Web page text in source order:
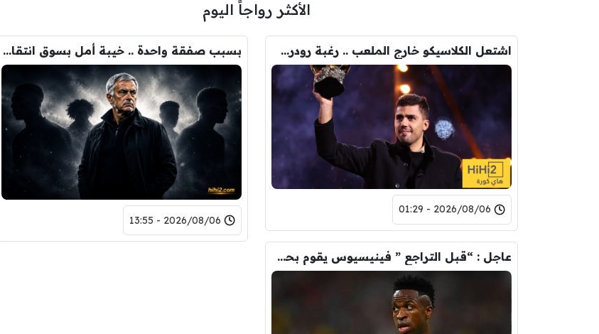
الأكثر رواجاً اليوم
اشتعل الكلاسيكو خارج الملعب .. رغبة رودري تصدم ريال مدريد
2026/08/06 - 01:29
بسبب صفقة واحدة .. خيبة أمل بسوق انتقالات ريال مدريد !
2026/08/06 - 13:55
عاجل : “قبل التراجع ” فينيسيوس يقوم بحذف كل صوره مع ريال مدريد